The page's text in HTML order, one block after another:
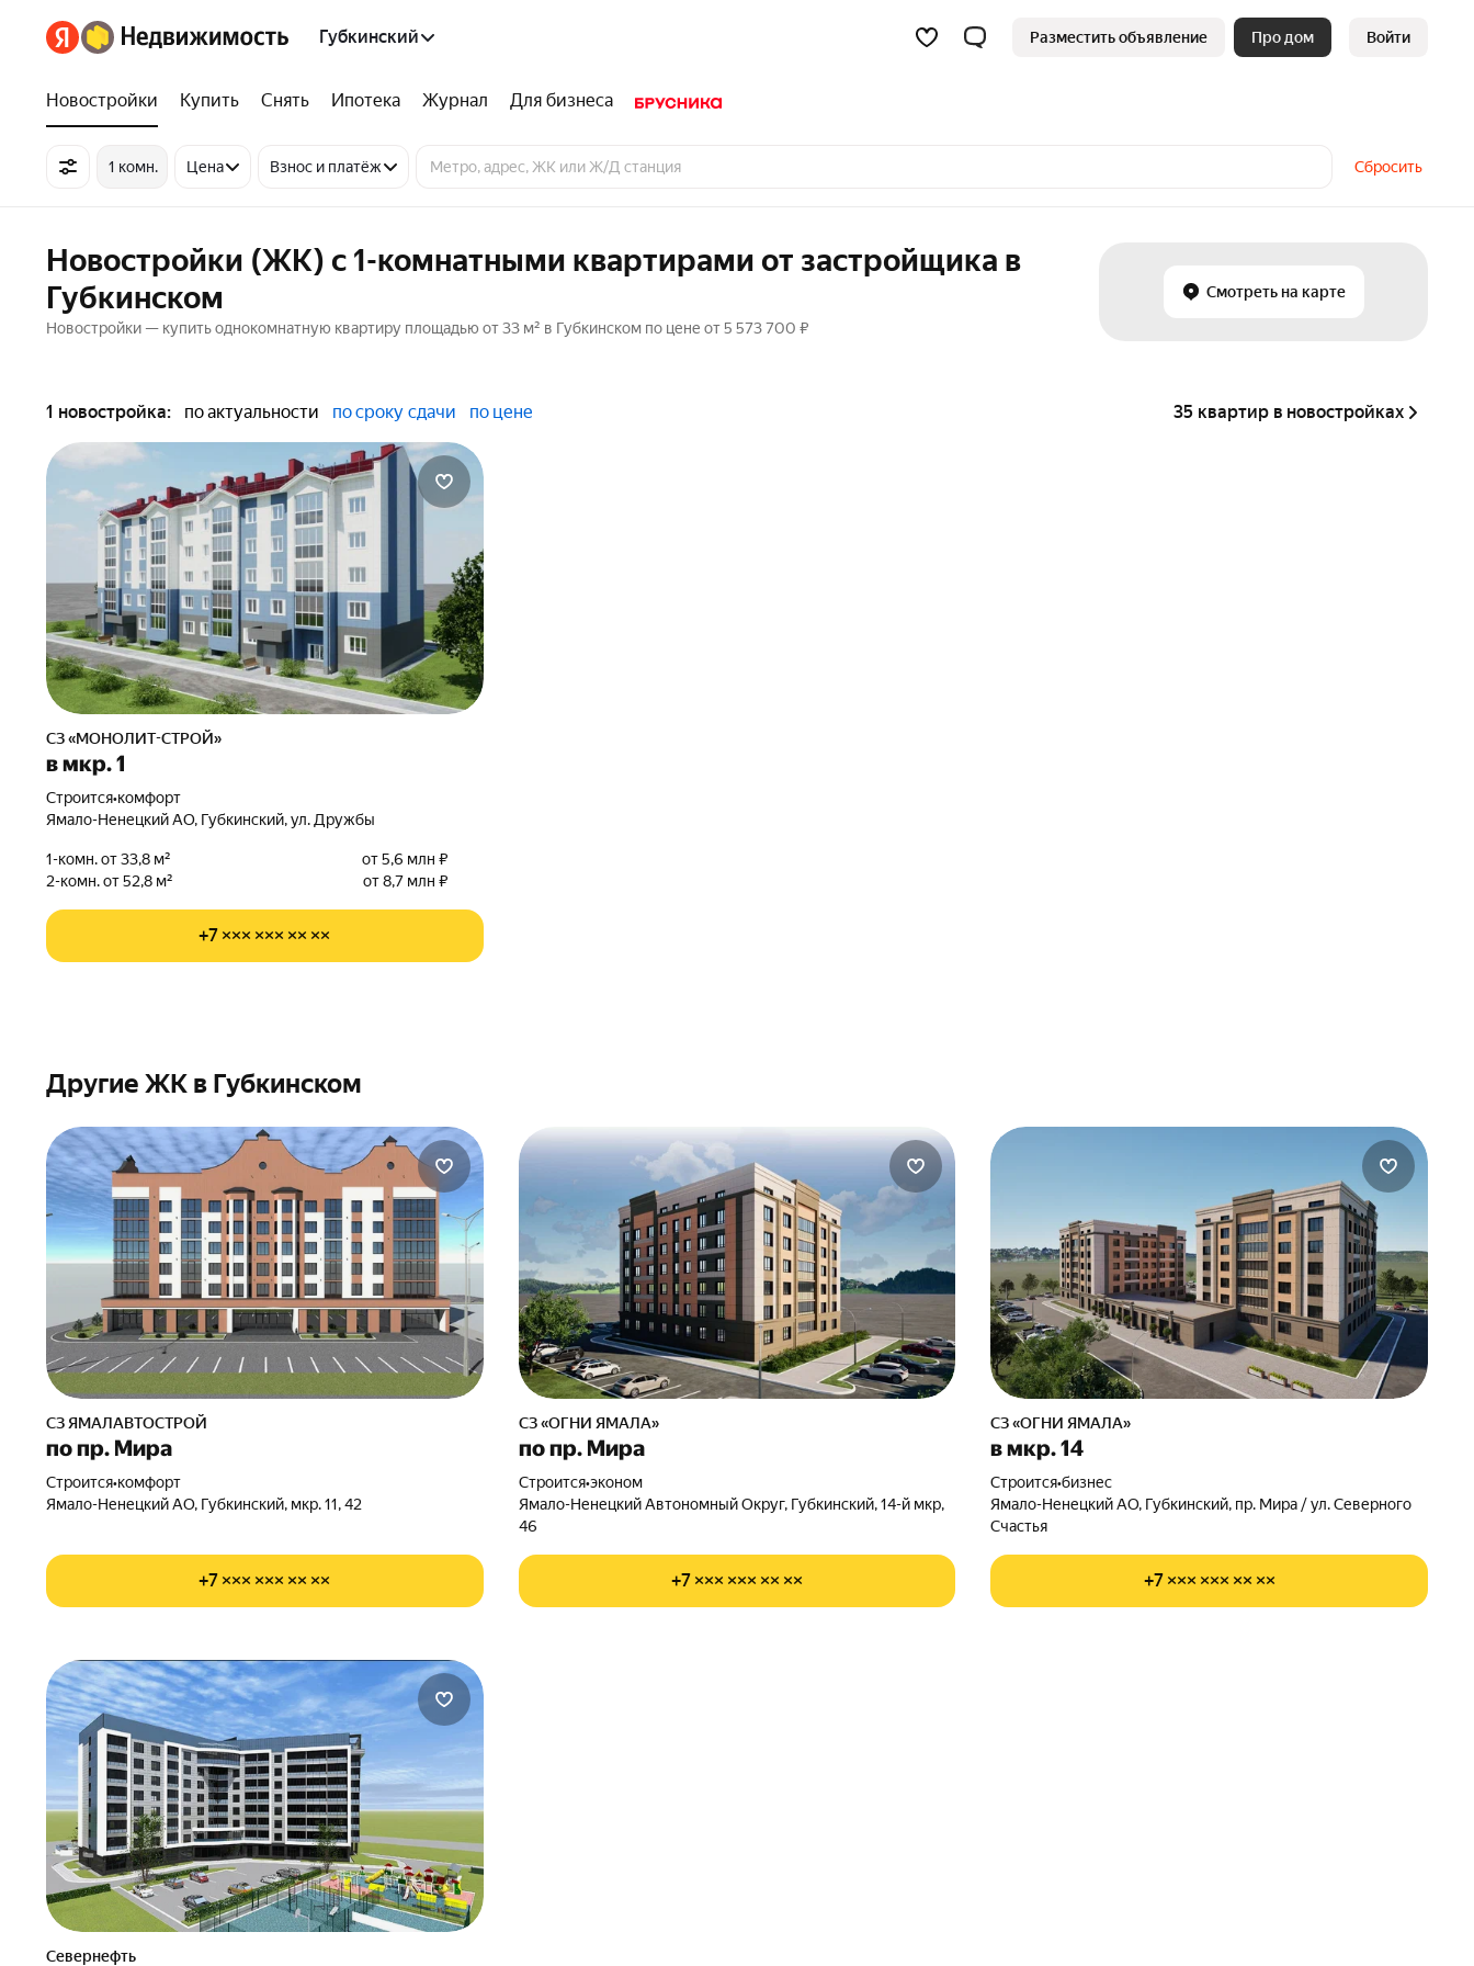
Губкинский Разместить объявление Про дом Войти
Новостройки Купить Снять Ипотека Журнал Для бизнеса
1 комн. Цена Взнос и платёж Сбросить
Новостройки (ЖК) с 1-комнатными квартирами от застройщика в
Губкинском
Новостройки — купить однокомнатную квартиру площадью от 33 м² в Губкинском по цене от 5 573 700 ₽
Смотреть на карте
1 новостройка: по актуальности по сроку сдачи по цене 35 квартир в новостройках
СЗ «МОНОЛИТ-СТРОЙ»
в мкр. 1
Строится•комфорт
Ямало-Ненецкий АО, Губкинский, ул. Дружбы
1-комн. от 33,8 м²
от 5,6 млн ₽
2-комн. от 52,8 м²
от 8,7 млн ₽
+7 ××× ××× ×× ××
Другие ЖК в Губкинском
СЗ ЯМАЛАВТОСТРОЙ
по пр. Мира
Строится•комфорт
Ямало-Ненецкий АО, Губкинский, мкр. 11, 42
+7 ××× ××× ×× ××
СЗ «ОГНИ ЯМАЛА»
по пр. Мира
Строится•эконом
Ямало-Ненецкий Автономный Округ, Губкинский, 14-й мкр,
46
+7 ××× ××× ×× ××
СЗ «ОГНИ ЯМАЛА»
в мкр. 14
Строится•бизнес
Ямало-Ненецкий АО, Губкинский, пр. Мира / ул. Северного
Счастья
+7 ××× ××× ×× ××
Севернефть